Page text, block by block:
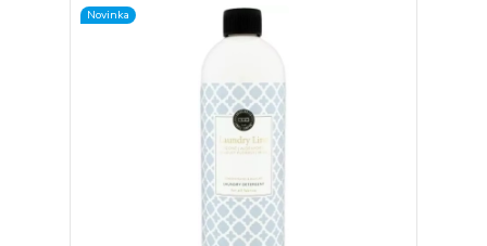
Novinka